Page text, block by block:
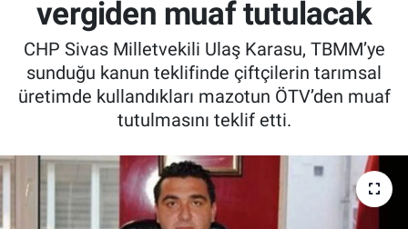
vergiden muaf tutulacak
CHP Sivas Milletvekili Ulaş Karasu, TBMM’ye
sunduğu kanun teklifinde çiftçilerin tarımsal
üretimde kullandıkları mazotun ÖTV’den muaf
tutulmasını teklif etti.
TZOB
Tarım Kredi Kooperatifleri
Pankobirlik
Et fiyatları
Tarım Bilgisi
Haber Arşivi